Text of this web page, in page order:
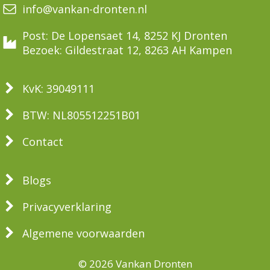
info@vankan-dronten.nl
Post: De Lopensaet 14, 8252 KJ Dronten
Bezoek: Gildestraat 12, 8263 AH Kampen
KvK: 39049111
BTW: NL805512251B01
Contact
Blogs
Privacyverklaring
Algemene voorwaarden
© 2026 Vankan Dronten